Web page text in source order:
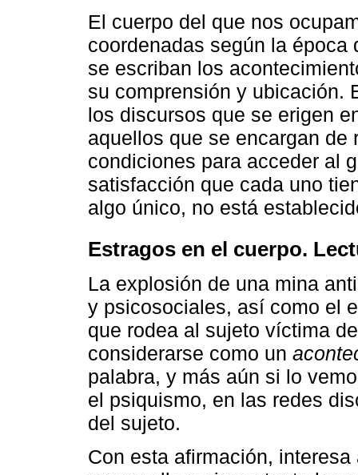
El cuerpo del que nos
coordenadas según la
se escriban los
su comprensión y ubicación.
los discursos que se erigen
aquellos que se encargan
condiciones para acceder al
satisfacción que cada uno
algo único, no está
Estragos en el cuerpo.
La explosión de una mina
y psicosociales, así como el
que rodea al sujeto víctima
considerarse como un
palabra, y más aún si lo
el psiquismo, en las redes
del sujeto.
Con esta afirmación,